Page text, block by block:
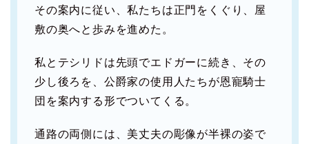
その案内に従い、私たちは正門をくぐり、屋
敷の奥へと歩みを進めた。
私とテシリドは先頭でエドガーに続き、その
少し後ろを、公爵家の使用人たちが恩寵騎士
団を案内する形でついてくる。
通路の両側には、美丈夫の彫像が半裸の姿で